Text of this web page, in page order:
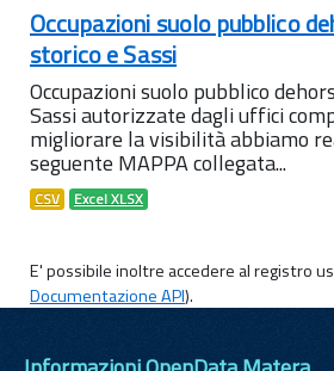
Occupazioni suolo pubblico
storico e Sassi
Occupazioni suolo pubblico
Sassi autorizzate dagli uffici
migliorare la visibilità abbiamo
seguente MAPPA collegata...
CSV Excel XLSX
E' possibile inoltre accedere al registro
Documentazione API).